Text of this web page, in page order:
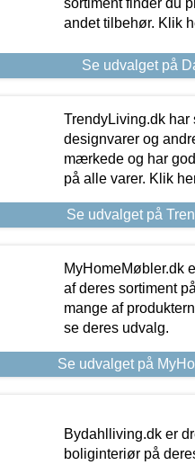
andet tilbehør. Klik
Se udvalget på
TrendyLiving.dk har
designvarer og
mærkede og har
på alle varer. Klik
Se udvalget på
MyHomeMøbler.dk
af deres sortiment
mange af
se deres udvalg.
Se udvalget på
Bydahlliving.dk er
boliginteriør på